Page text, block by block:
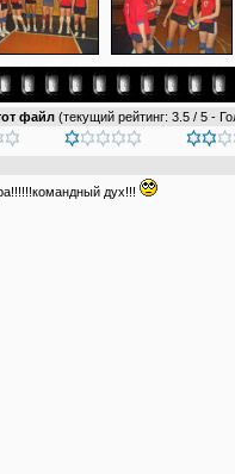
файл (текущий рейтинг: 3.5 / 5 -
дух!!!